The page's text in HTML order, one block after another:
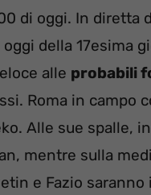
di oggi. In diretta
della 17esima
alle probabili
Roma in campo
Alle sue spalle,
mentre sulla
e Fazio